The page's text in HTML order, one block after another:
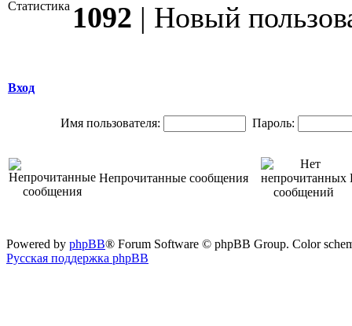
1092 | Новый
Вход
Имя пользователя: Пароль:
Непрочитанные сообщения
Powered by phpBB® Forum Software © phpBB Group. Color
Русская поддержка phpBB